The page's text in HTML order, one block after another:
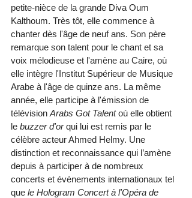
petite-nièce de la grande Diva Oum
Kalthoum. Très tôt, elle commence à
chanter dès l'âge de neuf ans. Son père
remarque son talent pour le chant et sa
voix mélodieuse et l'amène au Caire, où
elle intègre l'Institut Supérieur de Musique
Arabe à l'âge de quinze ans. La même
année, elle participe à l'émission de
télévision Arabs Got Talent où elle obtient
le buzzer d'or qui lui est remis par le
célèbre acteur Ahmed Helmy. Une
distinction et reconnaissance qui l’amène
depuis à participer à de nombreux
concerts et évènements internationaux tel
que le Hologram Concert à l'Opéra de